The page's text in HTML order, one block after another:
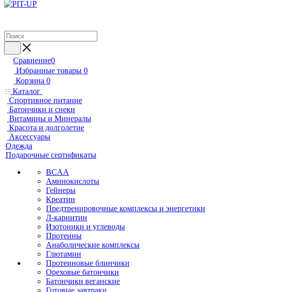
Сравнение0
Избранные товары 0
Корзина 0
Каталог
Спортивное питание
Батончики и снеки
Витамины и Минералы
Красота и долголетие
Аксессуары
Одежда
Подарочные сертификаты
BCAA
Аминокислоты
Гейнеры
Креатин
Предтренировочные комплексы и энергетики
Л-карнитин
Изотоники и углеводы
Протеины
Анаболические комплексы
Глютамин
Протеиновые блинчики
Ореховые батончики
Батончики веганские
Готовые завтраки